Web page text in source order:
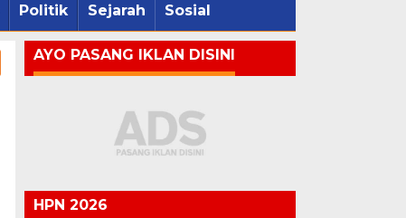
Politik Sejarah Sosial
AYO PASANG IKLAN DISINI
HPN 2026